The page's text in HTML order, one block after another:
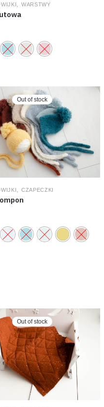
WARSTWY
Out of stock
CZAPECZKI
Out of stock